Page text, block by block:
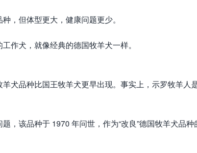
，但体型更大，健康问题更少。
作犬，就像经典的德国牧羊犬一样。
犬品种比国王牧羊犬更早出现。事实上，示罗牧羊人
，该品种于 1970 年问世，作为“改良”德国牧羊犬品种